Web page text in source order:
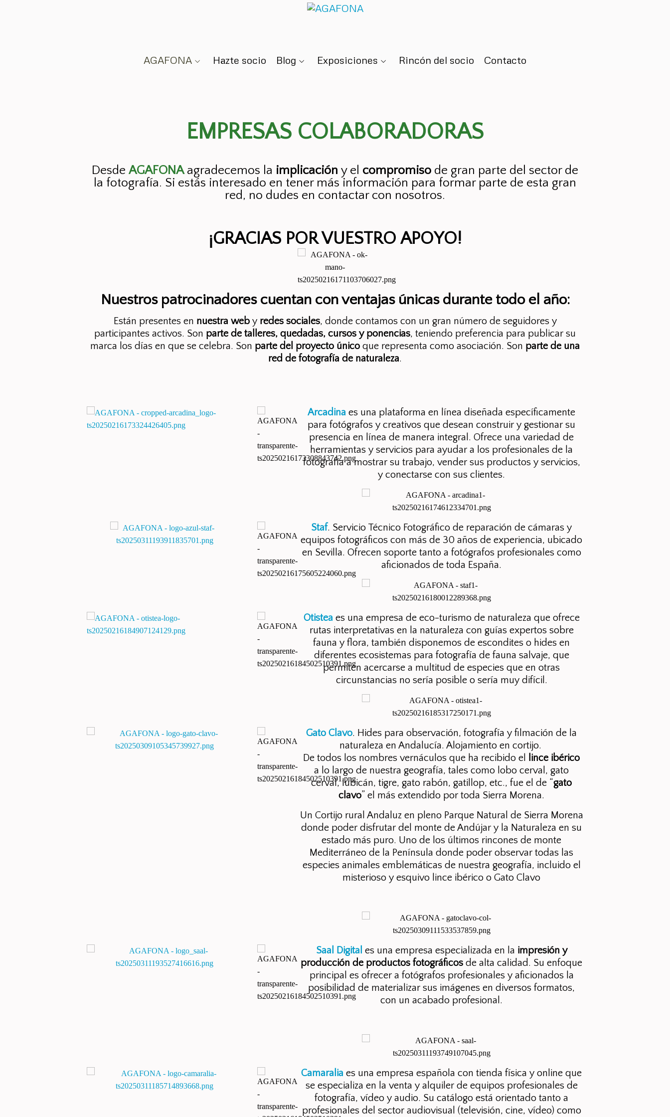
AGAFONA Hazte socio Blog Exposiciones Rincón del socio Contacto
EMPRESAS COLABORADORAS
Desde AGAFONAagradecemos la implicación y el compromiso de gran parte del sector de
la fotografía. Si estás interesado en tener más información para formar parte de esta gran
red, no dudes en contactar con nosotros.
¡GRACIAS POR VUESTRO APOYO!
Nuestros patrocinadores cuentan con ventajas únicas durante todo el año:
Están presentes en nuestra weby redes sociales, donde contamos con un gran número de seguidores y
participantes activos. Son parte de talleres, quedadas, cursos y ponencias, teniendo preferencia para publicar su
marca los días en que se celebra. Son parte del proyecto único que representa como asociación. Son parte de una
red de fotografía de naturaleza.
Arcadinaes una plataforma en línea diseñada específicamente
para fotógrafos y creativos que desean construir y gestionar su
presencia en línea de manera integral. Ofrece una variedad de
herramientas y servicios para ayudar a los profesionales de la
fotografía a mostrar su trabajo, vender sus productos y servicios,
y conectarse con sus clientes.
Staf. Servicio Técnico Fotográfico de reparación de cámaras y
equipos fotográficos con más de 30 años de experiencia, ubicado
en Sevilla. Ofrecen soporte tanto a fotógrafos profesionales como
aficionados de toda España.
Otistea es una empresa de eco-turismo de naturaleza que ofrece
rutas interpretativas en la naturaleza con guías expertos sobre
fauna y flora, también disponemos de escondites o hides en
diferentes ecosistemas para fotografía de fauna salvaje, que
permiten acercarse a multitud de especies que en otras
circunstancias no sería posible o sería muy difícil.
Gato Clavo. Hides para observación, fotografía y filmación de la
naturaleza en Andalucía. Alojamiento en cortijo.
De todos los nombres vernáculos que ha recibido el
lince ibérico
a lo largo de nuestra geografía, tales como lobo cerval, gato
cerval, lubicán, tigre, gato rabón, gatillop, etc., fue el de “gato
clavo” el más extendido por toda Sierra Morena.
Un Cortijo rural Andaluz en pleno Parque Natural de Sierra Morena
donde poder disfrutar del monte de Andújar y la Naturaleza en su
estado más puro. Uno de los últimos rincones de monte
Mediterráneo de la Península donde poder observar todas las
especies animales emblemáticas de nuestra geografía, incluido el
misterioso y esquivo lince ibérico o Gato Clavo
Saal Digital es una empresa especializada en la impresión y
producción de productos fotográficos de alta calidad. Su enfoque
principal es ofrecer a fotógrafos profesionales y aficionados la
posibilidad de materializar sus imágenes en diversos formatos,
con un acabado profesional.
Camaraliaes una empresa española con tienda física y online que
se especializa en la venta y alquiler de equipos profesionales de
fotografía, vídeo y audio. Su catálogo está orientado tanto a
profesionales del sector audiovisual (televisión, cine, vídeo) como